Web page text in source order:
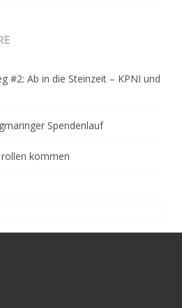
#2: Ab in die Steinzeit – KPNI und
Spendenlauf
kommen